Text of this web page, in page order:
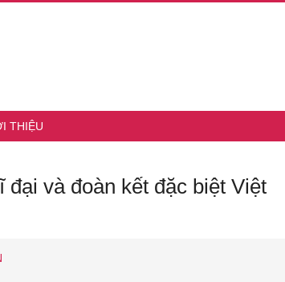
THIỆU
và đoàn kết đặc biệt Việt